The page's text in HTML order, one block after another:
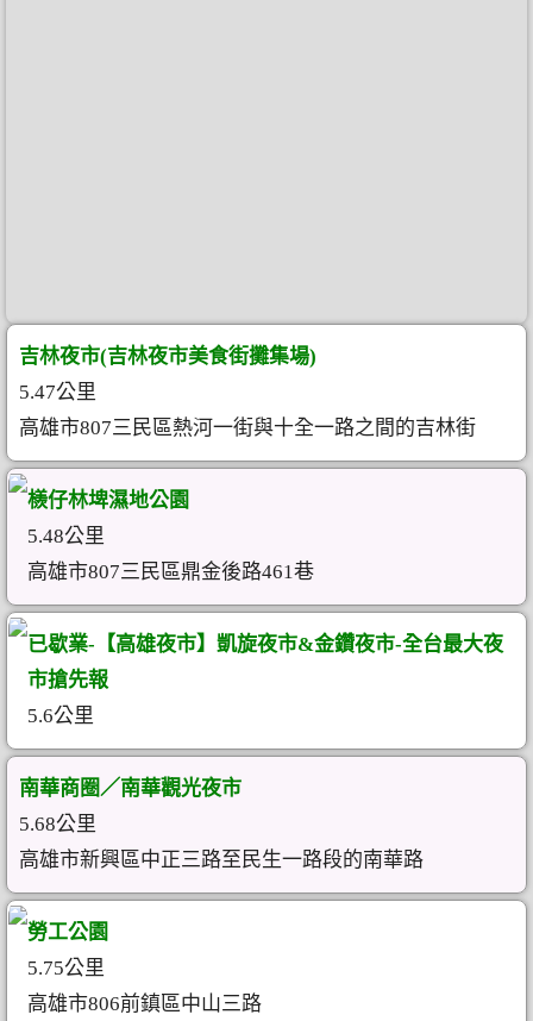
吉林夜市(吉林夜市美食街攤集場)
5.47公里
高雄市807三民區熱河一街與十全一路之間的吉林街
檨仔林埤濕地公園
5.48公里
高雄市807三民區鼎金後路461巷
已歇業-【高雄夜市】凱旋夜市&金鑽夜市-全台最大夜
市搶先報
5.6公里
南華商圈／南華觀光夜市
5.68公里
高雄市新興區中正三路至民生一路段的南華路
勞工公園
5.75公里
高雄市806前鎮區中山三路